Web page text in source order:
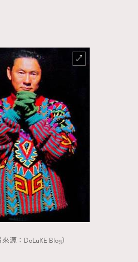
來源：DoLuKE Blog）